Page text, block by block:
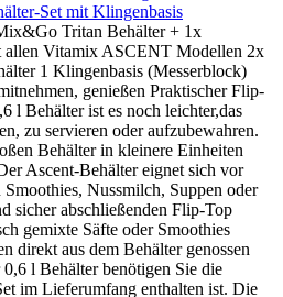
Set mit Klingenbasis
Tritan Behälter + 1x
allen Vitamix ASCENT Modellen 2x
1 Klingenbasis (Messerblock)
genießen Praktischer Flip-
l Behälter ist es noch leichter,das
zu servieren oder aufzubewahren.
Behälter in kleinere Einheiten
Ascent-Behälter eignet sich vor
Nussmilch, Suppen oder
sicher abschließenden Flip-Top
gemixte Säfte oder Smoothies
direkt aus dem Behälter genossen
l Behälter benötigen Sie die
im Lieferumfang enthalten ist. Die